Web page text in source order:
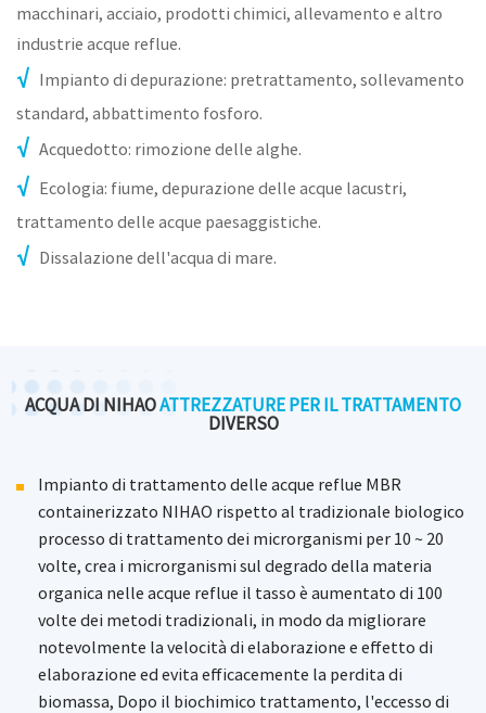
macchinari, acciaio, prodotti chimici, allevamento e altro
industrie acque reflue.
Impianto di depurazione: pretrattamento, sollevamento
standard, abbattimento fosforo.
Acquedotto: rimozione delle alghe.
Ecologia: fiume, depurazione delle acque lacustri,
trattamento delle acque paesaggistiche.
Dissalazione dell'acqua di mare.
ACQUA DI NIHAOATTREZZATURE PER IL TRATTAMENTO
DIVERSO
Impianto di trattamento delle acque reflue MBR
containerizzato NIHAO rispetto al tradizionale biologico
processo di trattamento dei microrganismi per 10 ~ 20
volte, crea i microrganismi sul degrado della materia
organica nelle acque reflue il tasso è aumentato di 100
volte dei metodi tradizionali, in modo da migliorare
notevolmente la velocità di elaborazione e effetto di
elaborazione ed evita efficacemente la perdita di
biomassa, Dopo il biochimico trattamento, l'eccesso di